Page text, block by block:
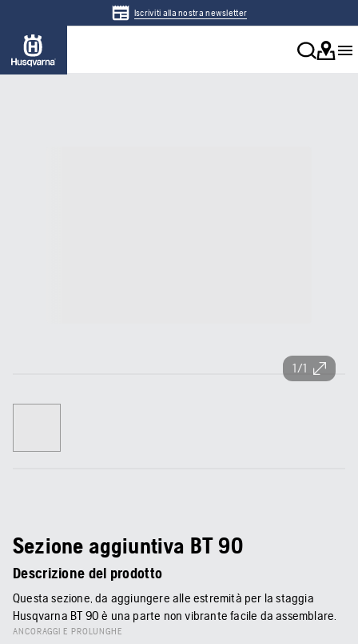
Iscriviti alla nostra newsletter
1/1
Sezione aggiuntiva BT 90
Descrizione del prodotto
Questa sezione, da aggiungere alle estremità per la staggia
Husqvarna BT 90 è una parte non vibrante facile da assemblare.
ANCORAGGI E PROLUNGHE